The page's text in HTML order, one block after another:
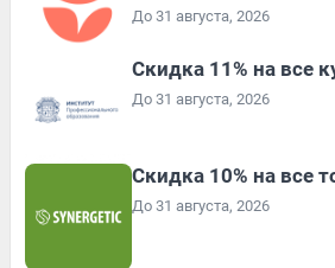
До 31 августа, 2026
Скидка 11% на все
До 31 августа, 2026
Скидка 10% на все
До 31 августа, 2026